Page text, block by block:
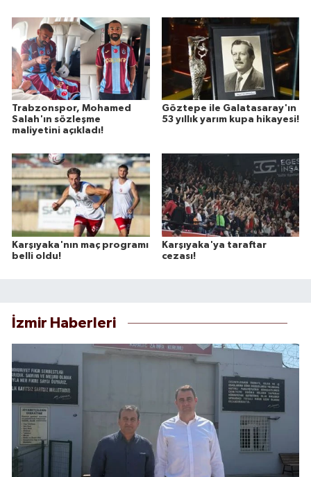
Trabzonspor, Mohamed
Salah'ın sözleşme
maliyetini açıkladı!
Göztepe ile Galatasaray'ın
53 yıllık yarım kupa hikayesi!
Karşıyaka'nın maç programı
belli oldu!
Karşıyaka'ya taraftar
cezası!
İzmir Haberleri